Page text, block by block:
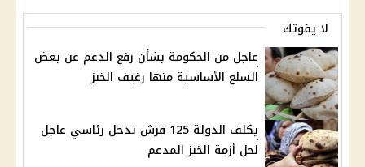
لا يفوتك
عاجل من الحكومة بشأن رفع الدعم عن بعض
السلع الأساسية منها رغيف الخبز
يكلف الدولة 125 قرش تدخل رئاسي عاجل
لحل أزمة الخبز المدعم